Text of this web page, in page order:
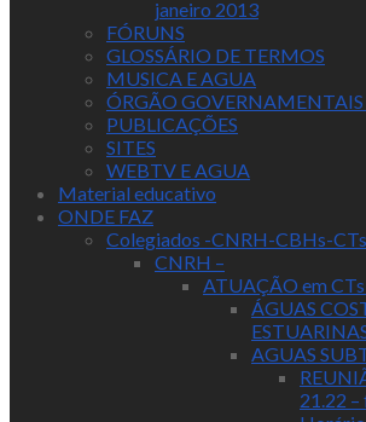
janeiro 2013
FÓRUNS
GLOSSÁRIO DE TERMOS
MUSICA E AGUA
ÓRGÃO GOVERNAMENTAIS
PUBLICAÇÕES
SITES
WEBTV E AGUA
Material educativo
ONDE FAZ
Colegiados -CNRH-CBHs-
CNRH –
ATUAÇÃO em
ÁGUAS
AGUAS
21.22